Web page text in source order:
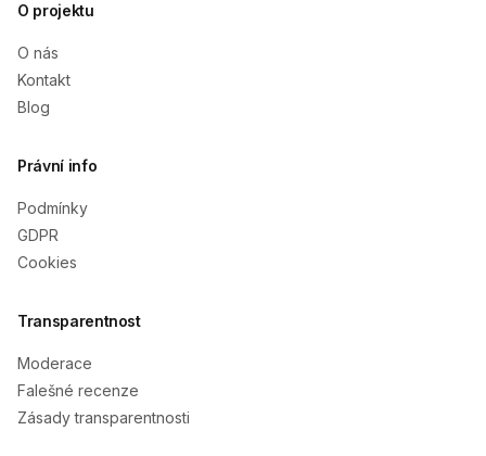
O projektu
O nás
Kontakt
Blog
Právní info
Podmínky
GDPR
Cookies
Transparentnost
Moderace
Falešné recenze
Zásady transparentnosti